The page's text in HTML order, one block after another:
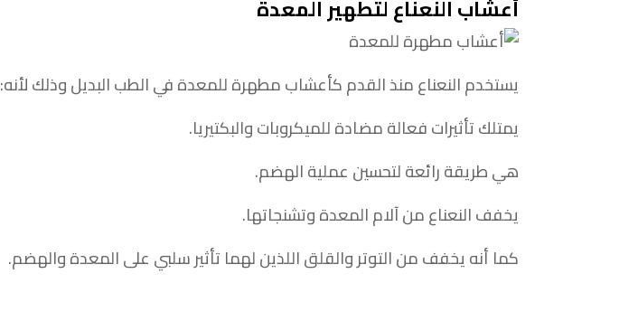
أعشاب النعناع لتطهير المعدة
يستخدم النعناع منذ القدم كأعشاب مطهرة للمعدة في الطب البديل وذلك لأنه:
يمتلك تأثيرات فعالة مضادة للميكروبات والبكتيريا.
هي طريقة رائعة لتحسين عملية الهضم.
يخفف النعناع من آلام المعدة وتشنجاتها.
كما أنه يخفف من التوتر والقلق اللذين لهما تأثير سلبي على المعدة والهضم.